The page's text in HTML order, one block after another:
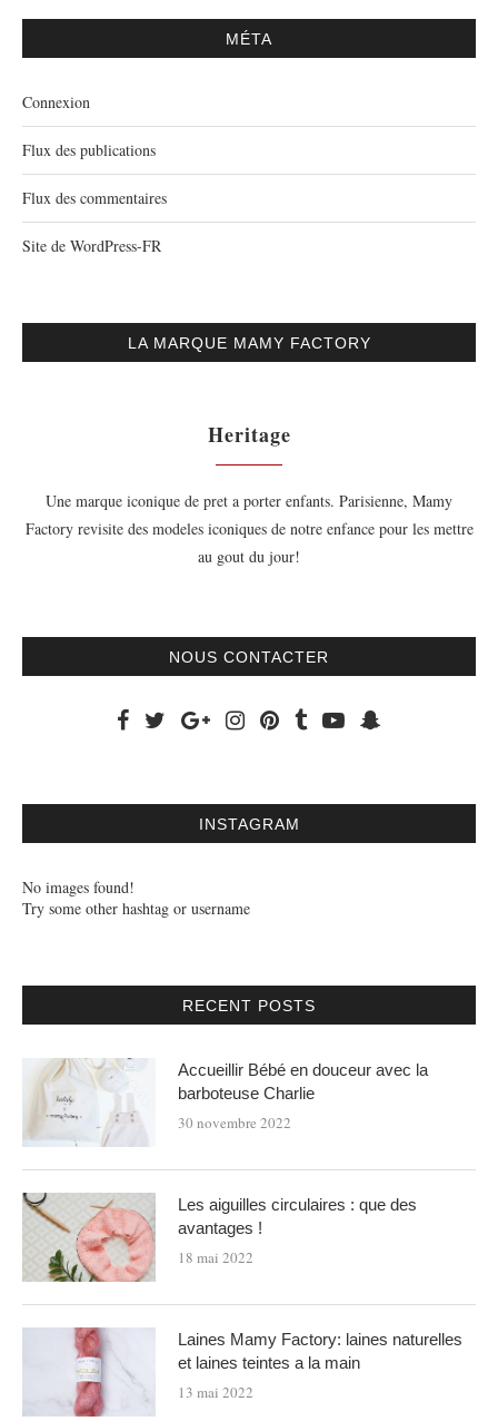
MÉTA
Connexion
Flux des publications
Flux des commentaires
Site de WordPress-FR
LA MARQUE MAMY FACTORY
Heritage
Une marque iconique de pret a porter enfants. Parisienne, Mamy
Factory revisite des modeles iconiques de notre enfance pour les mettre
au gout du jour!
NOUS CONTACTER
INSTAGRAM
No images found!
Try some other hashtag or username
RECENT POSTS
Accueillir Bébé en douceur avec la
barboteuse Charlie
30 novembre 2022
Les aiguilles circulaires : que des
avantages !
18 mai 2022
Laines Mamy Factory: laines naturelles
et laines teintes a la main
13 mai 2022